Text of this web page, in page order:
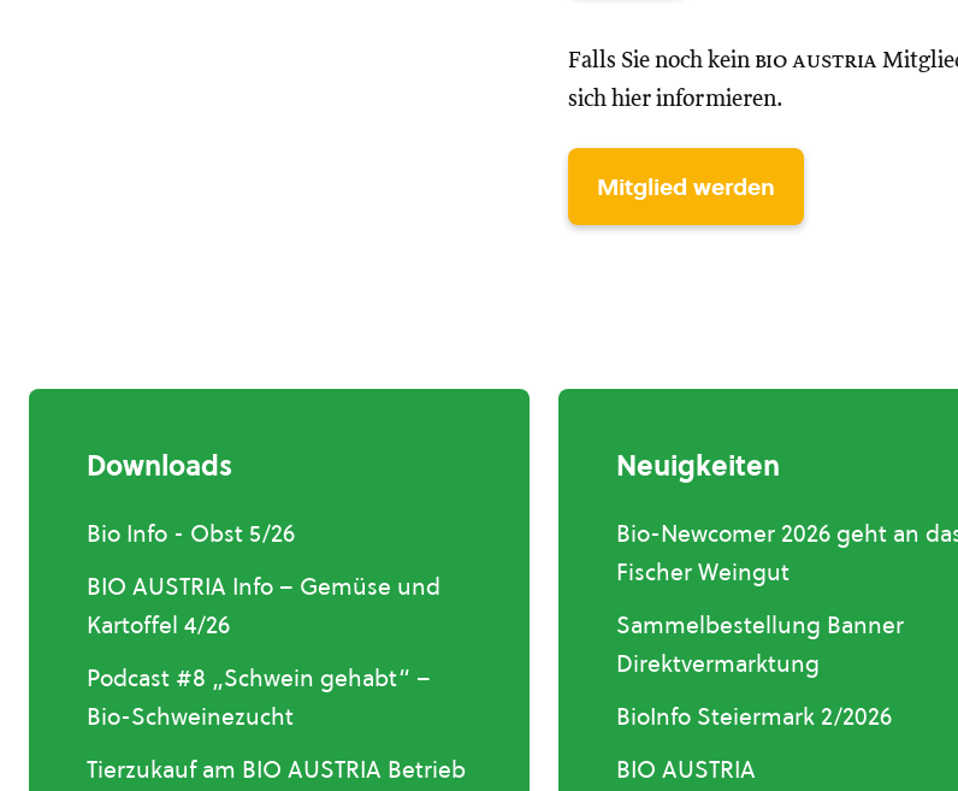
Falls Sie noch kein bio austria
sich hier informieren.
Mitglied werden
Downloads
Bio Info - Obst 5/26
BIO AUSTRIA Info – Gemüse und
Kartoffel 4/26
Podcast #8 „Schwein gehabt“ –
Bio-Schweinezucht
Tierzukauf am BIO AUSTRIA Betrieb
Neuigkeiten
Bio-Newcomer 2026 geht an
Fischer Weingut
Sammelbestellung Banner
Direktvermarktung
BioInfo Steiermark 2/2026
BIO AUSTRIA